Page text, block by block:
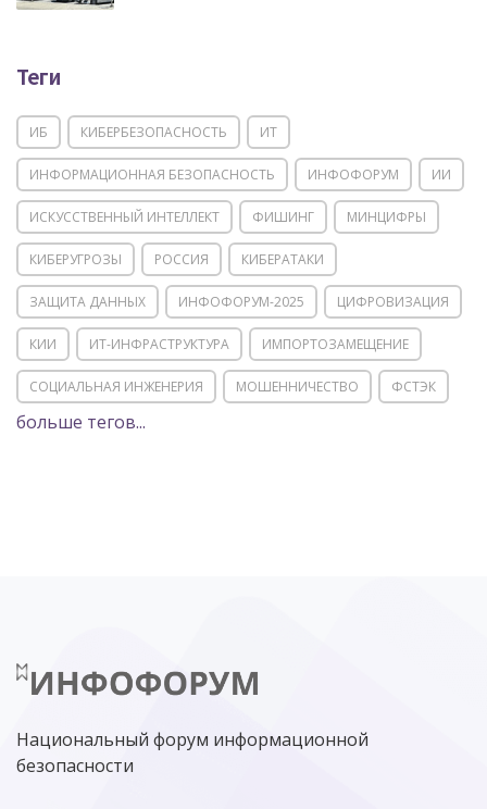
Теги
ИБ КИБЕРБЕЗОПАСНОСТЬ ИТ
ИНФОРМАЦИОННАЯ БЕЗОПАСНОСТЬ ИНФОФОРУМ ИИ
ИСКУССТВЕННЫЙ ИНТЕЛЛЕКТ ФИШИНГ МИНЦИФРЫ
КИБЕРУГРОЗЫ РОССИЯ КИБЕРАТАКИ
ЗАЩИТА ДАННЫХ ИНФОФОРУМ-2025 ЦИФРОВИЗАЦИЯ
КИИ ИТ-ИНФРАСТРУКТУРА ИМПОРТОЗАМЕЩЕНИЕ
СОЦИАЛЬНАЯ ИНЖЕНЕРИЯ МОШЕННИЧЕСТВО ФСТЭК
POSITIVE TECHNOLOGIES
МИНЦИФРЫ РОССИИ NGFW
больше тегов...
Национальный форум информационной
безопасности